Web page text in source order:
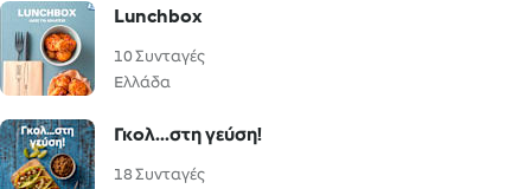
Lunchbox
10 Συνταγές
Ελλάδα
Γκολ...στη γεύση!
18 Συνταγές